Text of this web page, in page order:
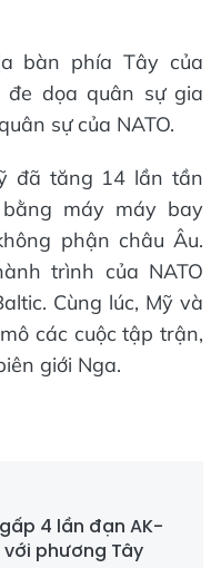
bàn phía Tây của
dọa quân sự gia
sự của NATO.
đã tăng 14 lần tần
máy máy bay
phận châu Âu.
trình của NATO
Cùng lúc, Mỹ và
các cuộc tập trận,
giới Nga.
4 lần đạn AK-
phương Tây